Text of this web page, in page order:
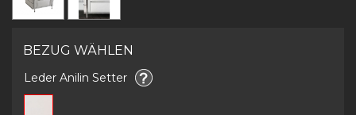
BEZUG WÄHLEN
Leder Anilin Setter